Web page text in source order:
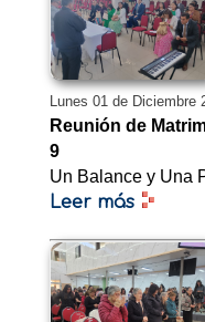
Lunes 01 de Diciembre
Reunión de
9
Un Balance y Una
Leer más